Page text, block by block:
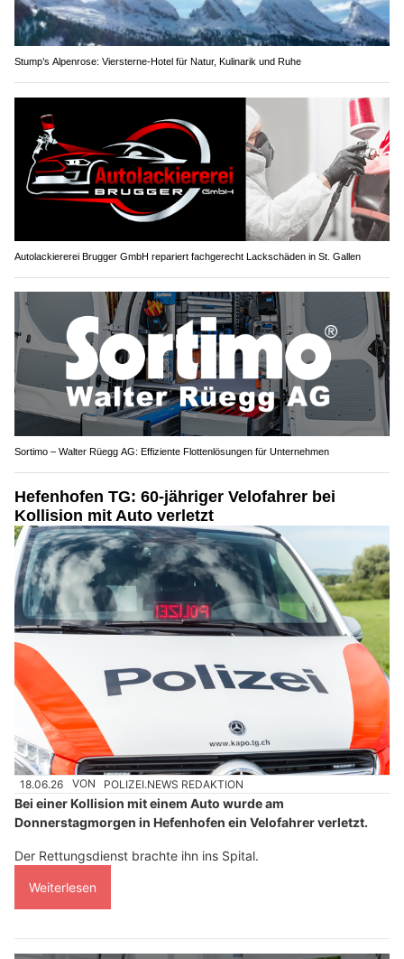
Stump’s Alpenrose: Viersterne-Hotel für Natur, Kulinarik und Ruhe
Autolackiererei Brugger GmbH repariert fachgerecht Lackschäden in St. Gallen
Sortimo – Walter Rüegg AG: Effiziente Flottenlösungen für Unternehmen
Hefenhofen TG: 60-jähriger Velofahrer bei
Kollision mit Auto verletzt
18.06.26 VON POLIZEI.NEWS REDAKTION
Bei einer Kollision mit einem Auto wurde am
Donnerstagmorgen in Hefenhofen ein Velofahrer verletzt.
Der Rettungsdienst brachte ihn ins Spital.
Weiterlesen